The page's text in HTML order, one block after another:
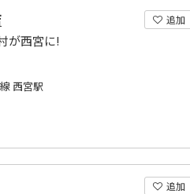
追加
が西宮に!
西宮駅
追加